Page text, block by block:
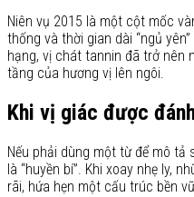
Niên vụ 2015 là một cột mốc
thống và thời gian dài “ngủ
hạng, vị chát tannin đã trở nên
tầng của hương vị lên ngôi.
Khi vị giác được
Nếu phải dùng một từ để mô tả
là “huyền bí”. Khi xoay nhẹ ly,
rãi, hứa hẹn một cấu trúc bền